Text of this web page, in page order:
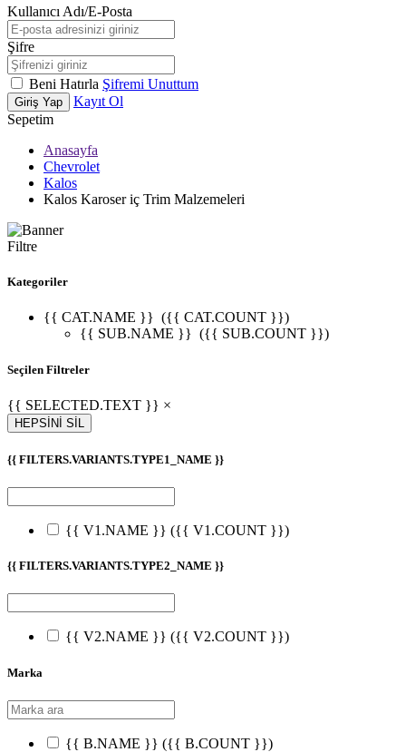
Kullanıcı Adı/E-Posta
Şifre
Beni Hatırla Şifremi Unuttum
Giriş Yap
Kayıt Ol
Sepetim
Anasayfa
Chevrolet
Kalos
Kalos Karoser iç Trim Malzemeleri
Filtre
Kategoriler
{{ CAT.NAME }} ({{ CAT.COUNT }})
{{ SUB.NAME }} ({{ SUB.COUNT }})
Seçilen Filtreler
{{ SELECTED.TEXT }} ×
HEPSİNİ SİL
{{ FILTERS.VARIANTS.TYPE1_NAME }}
{{ V1.NAME }} ({{ V1.COUNT }})
{{ FILTERS.VARIANTS.TYPE2_NAME }}
{{ V2.NAME }} ({{ V2.COUNT }})
Marka
{{ B.NAME }} ({{ B.COUNT }})